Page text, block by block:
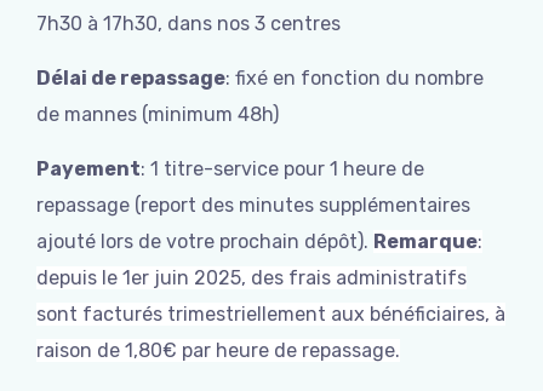
7h30 à 17h30, dans nos 3 centres
Délai de repassage: fixé en fonction du nombre
de mannes (minimum 48h)
Payement: 1 titre-service pour 1 heure de
repassage (report des minutes supplémentaires
ajouté lors de votre prochain dépôt). Remarque:
depuis le 1er juin 2025, des frais administratifs
sont facturés trimestriellement aux bénéficiaires, à
raison de 1,80€ par heure de repassage.